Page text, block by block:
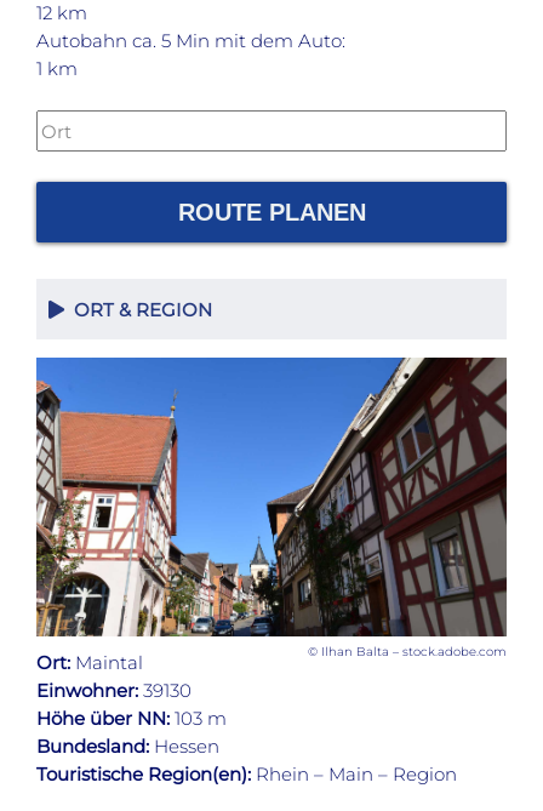
12 km
Autobahn ca. 5 Min mit dem Auto:
1 km
ROUTE PLANEN
ORT & REGION
© Ilhan Balta – stock.adobe.com
Ort: Maintal
Einwohner: 39130
Höhe über NN: 103 m
Bundesland: Hessen
Touristische Region(en): Rhein – Main – Region